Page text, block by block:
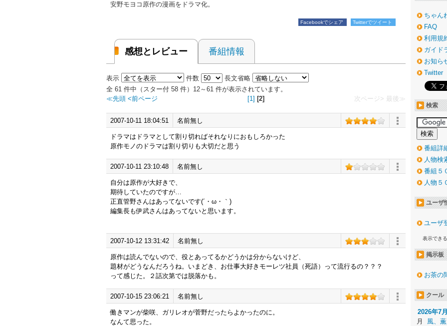
安野モヨコ原作の漫画をドラマ化。
Facebookでシェア Twitterでツイート
感想とレビュー 番組情報
表示 件数
長文省略
全 61 件中（スター付 58 件）12～61 件が表示されています。
≪先頭 <前ページ 次ページ> 最後≫
[1] [2]
2007-10-11 18:04:51 名前無し
ドラマはドラマとして割り切ればそれなりにおもしろかった
原作モノのドラマは割り切りも大切だと思う
2007-10-11 23:10:48 名前無し
自分は原作が大好きで、
期待していたのですが…
正直管野さんはあってないです(´・ω・｀)
編集長も伊武さんはあってないと思います。
2007-10-12 13:31:42 名前無し
原作は読んでないので、役とあってるかどうかは分からないけど、
題材がどうなんだろうね。いまどき、お仕事大好きモーレツ社員（死語）って流行るの？？？
って感じた。２話次第では脱落かも。
2007-10-15 23:06:21 名前無し
働きマンが柴咲、ガリレオが菅野だったらよかったのに。
なんて思った。
ちゃん
FAQ
利用規
ガイド
お知ら
Twitter
検索
番組詳
人物検
番組５
人物５
ユーザ
ユーザ
表示でき
掲示板
お茶の
クール
2026年7
月
風、